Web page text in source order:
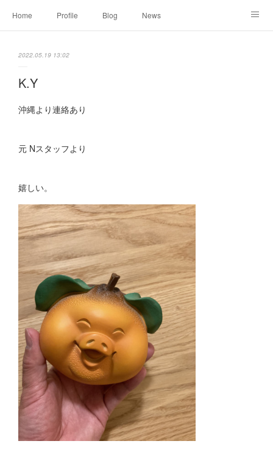
Home Profile Blog News
2022.05.19 13:02
K.Y
沖縄より連絡あり
元 Nスタッフより
嬉しい。